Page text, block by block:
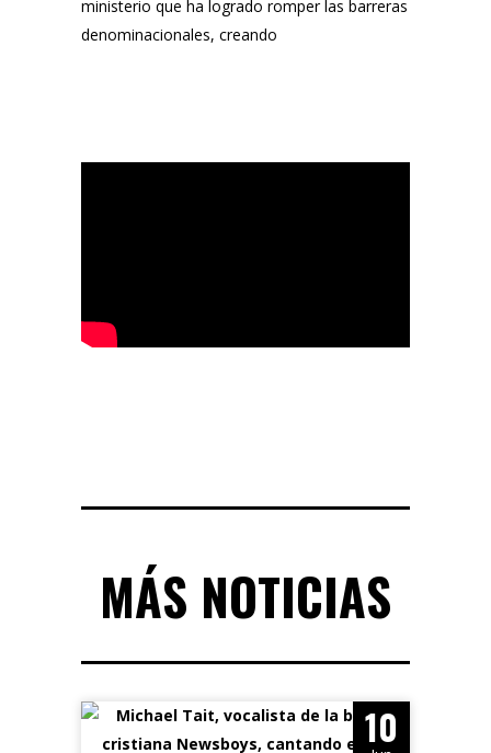
ministerio que ha logrado romper las barreras
denominacionales, creando
MÁS NOTICIAS
10